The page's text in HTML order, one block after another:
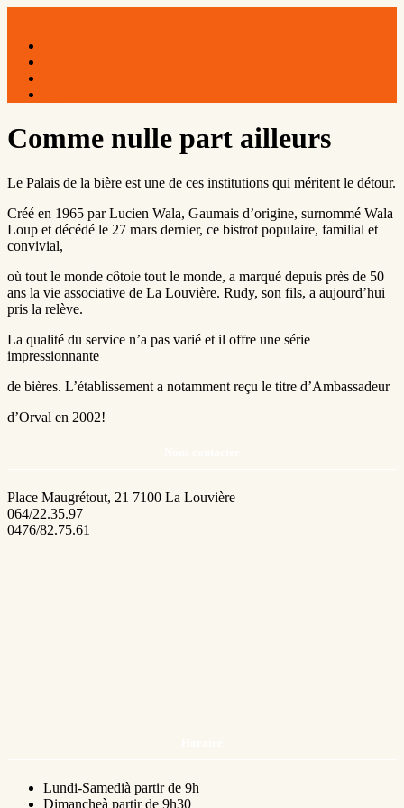
Comme nulle part ailleurs
Le Palais de la bière est une de ces institutions qui méritent le détour.
Créé en 1965 par Lucien Wala, Gaumais d’origine, surnommé Wala
Loup et décédé le 27 mars dernier, ce bistrot populaire, familial et
convivial,
où tout le monde côtoie tout le monde, a marqué depuis près de 50
ans la vie associative de La Louvière. Rudy, son fils, a aujourd’hui
pris la relève.
La qualité du service n’a pas varié et il offre une série
impressionnante
de bières. L’établissement a notamment reçu le titre d’Ambassadeur
d’Orval en 2002!
Place Maugrétout, 21 7100 La Louvière
064/22.35.97
0476/82.75.61
Lundi-Samedià partir de 9h
Dimancheà partir de 9h30